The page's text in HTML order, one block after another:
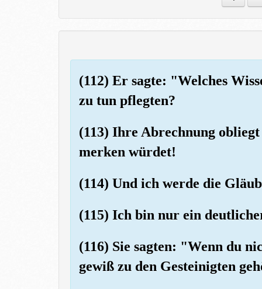
(112) Er sagte: "Welches
zu tun pflegten?
(113) Ihre Abrechnung
merken würdet!
(114) Und ich werde die
(115) Ich bin nur ein
(116) Sie sagten: "Wenn du
gewiß zu den Gesteinigten